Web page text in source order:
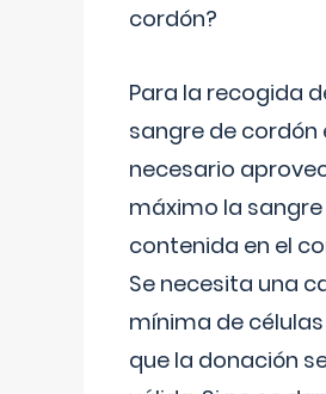
cordón?
Para la recogida
sangre de cordón
necesario
máximo la sangre
contenida en el
Se necesita una
mínima de
que la donación